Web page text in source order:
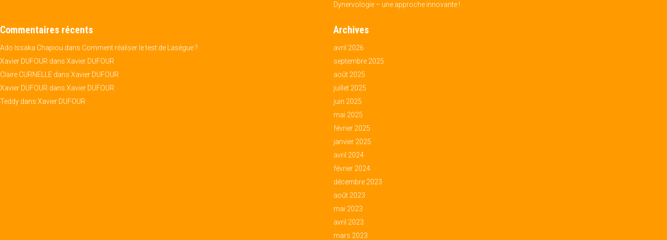
Dynervologie – une approche innovante !
Commentaires récents
Ado Issaka Chapiou dans Comment réaliser le test de Lasègue ?
Xavier DUFOUR dans Xavier DUFOUR
Claire CURNELLE dans Xavier DUFOUR
Xavier DUFOUR dans Xavier DUFOUR
Teddy dans Xavier DUFOUR
Archives
avril 2026
septembre 2025
août 2025
juillet 2025
juin 2025
mai 2025
février 2025
janvier 2025
avril 2024
février 2024
décembre 2023
août 2023
mai 2023
avril 2023
mars 2023